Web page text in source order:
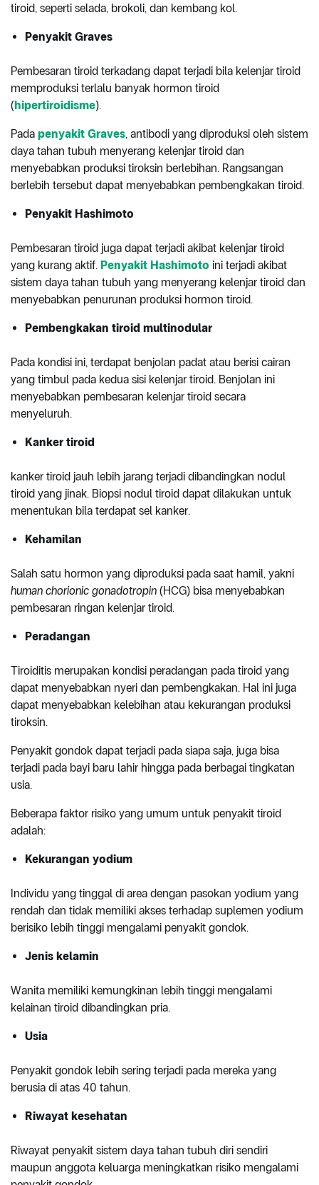
tiroid, seperti selada, brokoli, dan kembang kol.
Penyakit Graves
Pembesaran tiroid terkadang dapat terjadi bila kelenjar tiroid
memproduksi terlalu banyak hormon tiroid
(hipertiroidisme).
Pada penyakit Graves, antibodi yang diproduksi oleh sistem
daya tahan tubuh menyerang kelenjar tiroid dan
menyebabkan produksi tiroksin berlebihan. Rangsangan
berlebih tersebut dapat menyebabkan pembengkakan tiroid.
Penyakit Hashimoto
Pembesaran tiroid juga dapat terjadi akibat kelenjar tiroid
yang kurang aktif. Penyakit Hashimoto ini terjadi akibat
sistem daya tahan tubuh yang menyerang kelenjar tiroid dan
menyebabkan penurunan produksi hormon tiroid.
Pembengkakan tiroid multinodular
Pada kondisi ini, terdapat benjolan padat atau berisi cairan
yang timbul pada kedua sisi kelenjar tiroid. Benjolan ini
menyebabkan pembesaran kelenjar tiroid secara
menyeluruh.
Kanker tiroid
kanker tiroid jauh lebih jarang terjadi dibandingkan nodul
tiroid yang jinak. Biopsi nodul tiroid dapat dilakukan untuk
menentukan bila terdapat sel kanker.
Kehamilan
Salah satu hormon yang diproduksi pada saat hamil, yakni
human chorionic gonadotropin (HCG) bisa menyebabkan
pembesaran ringan kelenjar tiroid.
Peradangan
Tiroiditis merupakan kondisi peradangan pada tiroid yang
dapat menyebabkan nyeri dan pembengkakan. Hal ini juga
dapat menyebabkan kelebihan atau kekurangan produksi
tiroksin.
Penyakit gondok dapat terjadi pada siapa saja, juga bisa
terjadi pada bayi baru lahir hingga pada berbagai tingkatan
usia.
Beberapa faktor risiko yang umum untuk penyakit tiroid
adalah:
Kekurangan yodium
Individu yang tinggal di area dengan pasokan yodium yang
rendah dan tidak memiliki akses terhadap suplemen yodium
berisiko lebih tinggi mengalami penyakit gondok.
Jenis kelamin
Wanita memiliki kemungkinan lebih tinggi mengalami
kelainan tiroid dibandingkan pria.
Usia
Penyakit gondok lebih sering terjadi pada mereka yang
berusia di atas 40 tahun.
Riwayat kesehatan
Riwayat penyakit sistem daya tahan tubuh diri sendiri
maupun anggota keluarga meningkatkan risiko mengalami